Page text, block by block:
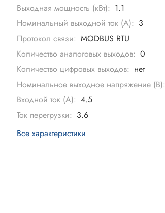
Выходная мощность (кВт): 1.1
Номинальный выходной ток (А): 3
Протокол связи: MODBUS RTU
Количество аналоговых выходов: 0
Количество цифровых выходов: нет
Номинальное выходное напряжение (В):
Входной ток (А): 4.5
Ток перегрузки: 3.6
Все характеристики